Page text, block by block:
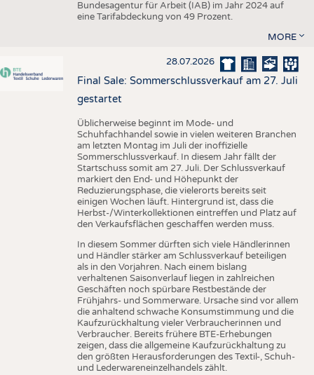
Bundesagentur für Arbeit (IAB) im Jahr 2024 auf
eine Tarifabdeckung von 49 Prozent.
MORE
28.07.2026
Final Sale: Sommerschlussverkauf am 27. Juli
gestartet
Üblicherweise beginnt im Mode- und
Schuhfachhandel sowie in vielen weiteren Branchen
am letzten Montag im Juli der inoffizielle
Sommerschlussverkauf. In diesem Jahr fällt der
Startschuss somit am 27. Juli. Der Schlussverkauf
markiert den End- und Höhepunkt der
Reduzierungsphase, die vielerorts bereits seit
einigen Wochen läuft. Hintergrund ist, dass die
Herbst-/Winterkollektionen eintreffen und Platz auf
den Verkaufsflächen geschaffen werden muss.
In diesem Sommer dürften sich viele Händlerinnen
und Händler stärker am Schlussverkauf beteiligen
als in den Vorjahren. Nach einem bislang
verhaltenen Saisonverlauf liegen in zahlreichen
Geschäften noch spürbare Restbestände der
Frühjahrs- und Sommerware. Ursache sind vor allem
die anhaltend schwache Konsumstimmung und die
Kaufzurückhaltung vieler Verbraucherinnen und
Verbraucher. Bereits frühere BTE-Erhebungen
zeigen, dass die allgemeine Kaufzurückhaltung zu
den größten Herausforderungen des Textil-, Schuh-
und Lederwareneinzelhandels zählt.